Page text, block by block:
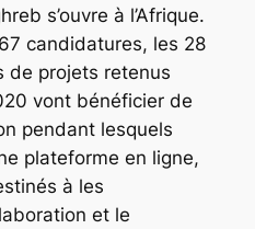
s’ouvre à l’Afrique.
candidatures, les 28
de projets retenus
vont bénéficier de
pendant lesquels
plateforme en ligne,
à les
et le